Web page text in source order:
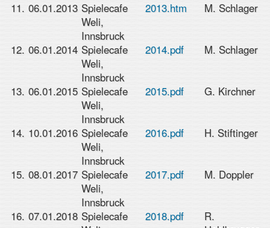
11. 06.01.2013 Spielecafe
Weli,
Innsbruck
2013.htm M. Schlager
12. 06.01.2014 Spielecafe
Weli,
Innsbruck
2014.pdf M. Schlager
13. 06.01.2015 Spielecafe
Weli,
Innsbruck
2015.pdf G. Kirchner
14. 10.01.2016 Spielecafe
Weli,
Innsbruck
2016.pdf H. Stiftinger
15. 08.01.2017 Spielecafe
Weli,
Innsbruck
2017.pdf M. Doppler
16. 07.01.2018 Spielecafe
2018.pdf
R.